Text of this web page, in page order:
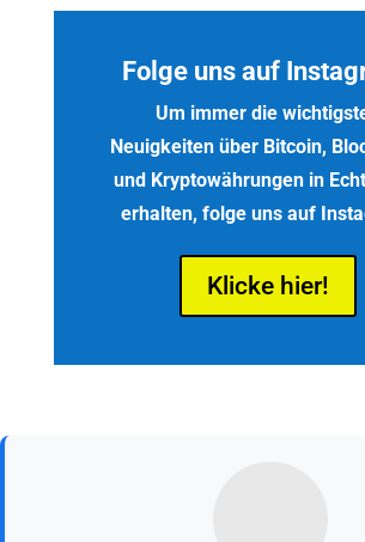
Folge uns auf
Um immer die
Neuigkeiten über Bitcoin,
und Kryptowährungen in
erhalten, folge uns auf
Klicke hier!